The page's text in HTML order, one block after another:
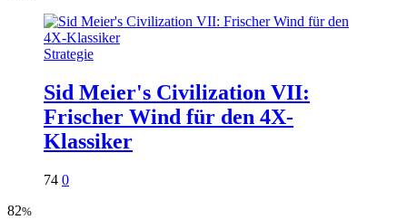
Strategie
Sid Meier's Civilization VII:
Frischer Wind für den 4X-
Klassiker
74 0
82%